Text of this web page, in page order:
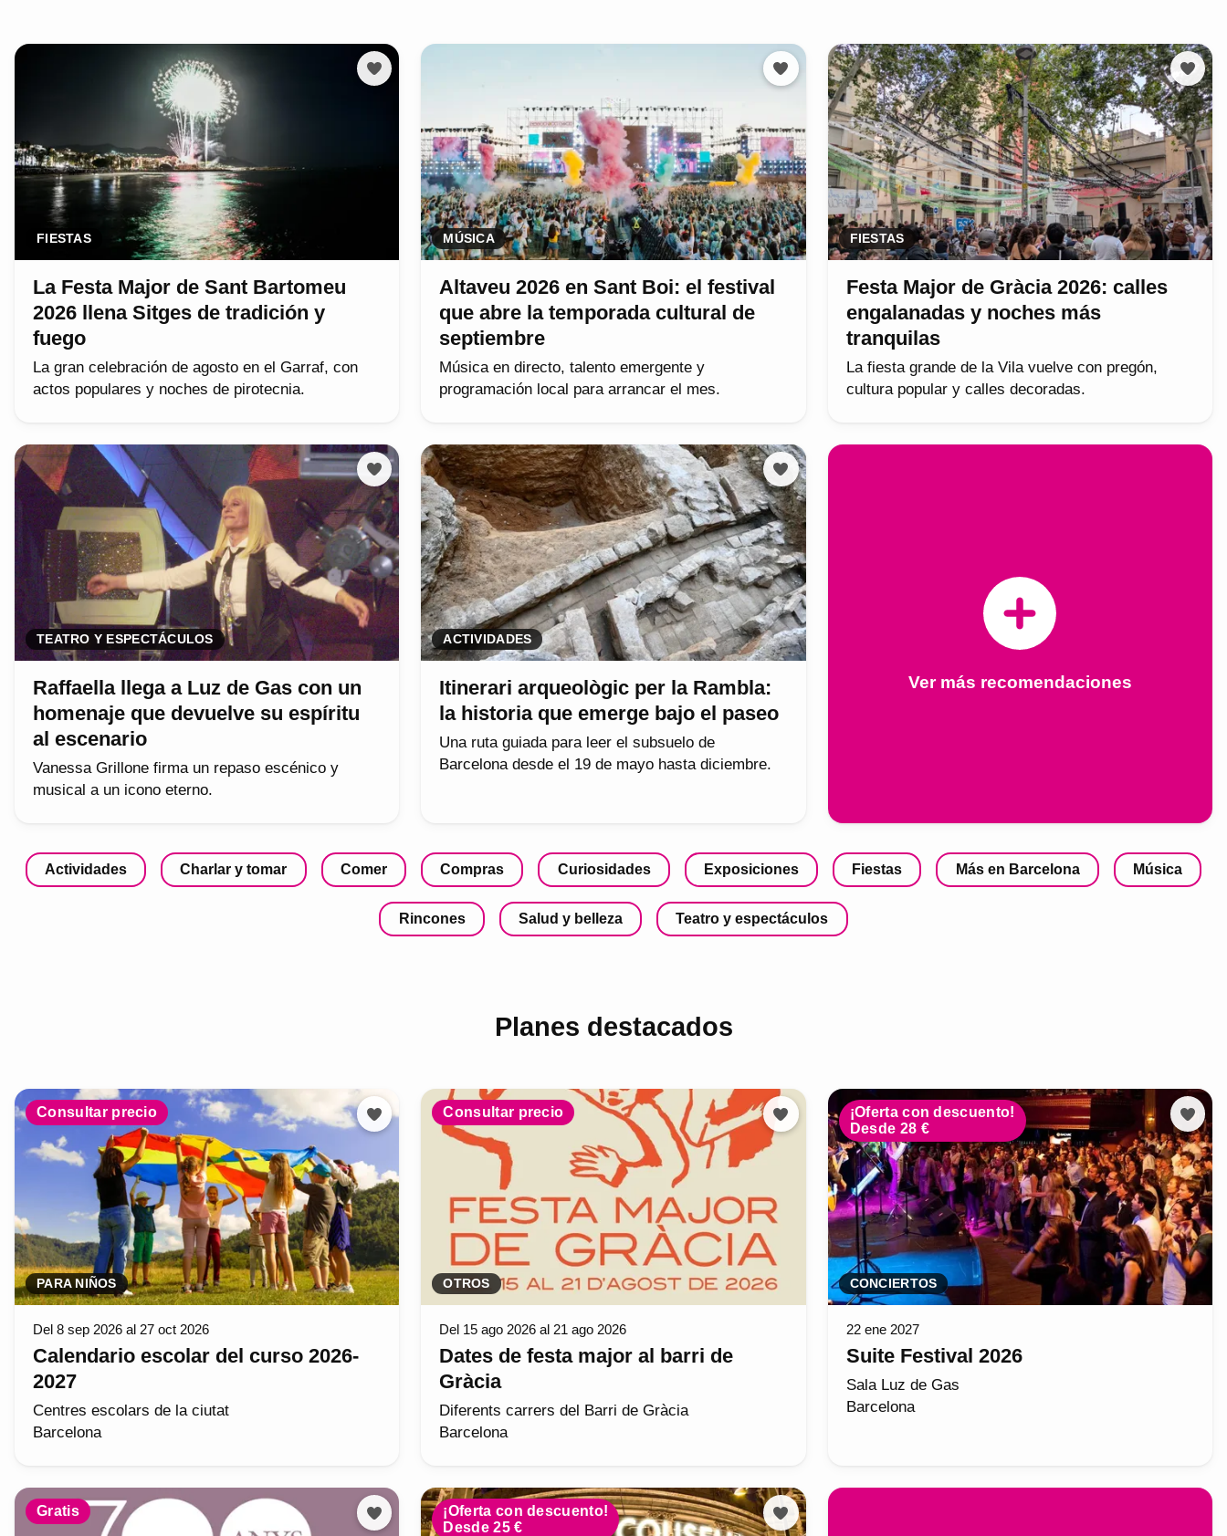
FIESTAS
La Festa Major de Sant Bartomeu
2026 llena Sitges de tradición y
fuego
La gran celebración de agosto en el Garraf, con
actos populares y noches de pirotecnia.
MÚSICA
Altaveu 2026 en Sant Boi: el festival
que abre la temporada cultural de
septiembre
Música en directo, talento emergente y
programación local para arrancar el mes.
FIESTAS
Festa Major de Gràcia 2026: calles
engalanadas y noches más
tranquilas
La fiesta grande de la Vila vuelve con pregón,
cultura popular y calles decoradas.
TEATRO Y ESPECTÁCULOS
Raffaella llega a Luz de Gas con un
homenaje que devuelve su espíritu
al escenario
Vanessa Grillone firma un repaso escénico y
musical a un icono eterno.
ACTIVIDADES
Itinerari arqueològic per la Rambla:
la historia que emerge bajo el paseo
Una ruta guiada para leer el subsuelo de
Barcelona desde el 19 de mayo hasta diciembre.
Ver más recomendaciones
Actividades Charlar y tomar Comer Compras Curiosidades Exposiciones Fiestas Más en Barcelona Música
Rincones Salud y belleza Teatro y espectáculos
Planes destacados
Consultar precio
PARA NIÑOS
Del 8 sep 2026 al 27 oct 2026
Calendario escolar del curso 2026-
2027
Centres escolars de la ciutat
Barcelona
Consultar precio
OTROS
Del 15 ago 2026 al 21 ago 2026
Dates de festa major al barri de
Gràcia
Diferents carrers del Barri de Gràcia
Barcelona
¡Oferta con descuento!
Desde 28 €
CONCIERTOS
22 ene 2027
Suite Festival 2026
Sala Luz de Gas
Barcelona
Gratis
¡Oferta con descuento!
Desde 25 €